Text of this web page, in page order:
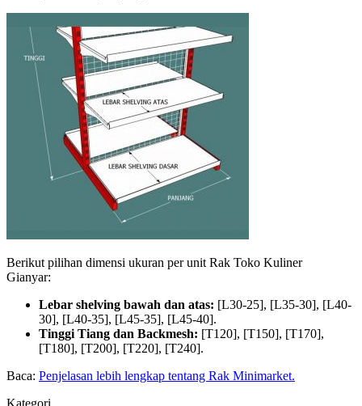
Berikut pilihan dimensi ukuran per unit Rak Toko Kuliner
Gianyar:
Lebar shelving bawah dan atas: [L30-25], [L35-30], [L40-
30], [L40-35], [L45-35], [L45-40].
Tinggi Tiang dan Backmesh: [T120], [T150], [T170],
[T180], [T200], [T220], [T240].
Baca: Penjelasan lebih lengkap tentang Rak Minimarket.
Kategori